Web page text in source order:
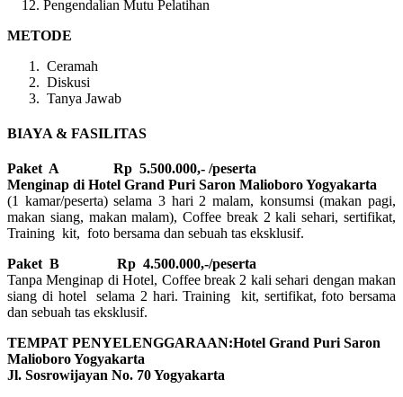
Pengendalian Mutu Pelatihan
METODE
Ceramah
Diskusi
Tanya Jawab
BIAYA & FASILITAS
Paket A Rp 5.500.000,- /peserta
Menginap di Hotel Grand Puri Saron Malioboro Yogyakarta
(1 kamar/peserta) selama 3 hari 2 malam, konsumsi (makan pagi,
makan siang, makan malam), Coffee break 2 kali sehari, sertifikat,
Training kit, foto bersama dan sebuah tas eksklusif.
Paket B
Rp 4.500.000,-/peserta
Tanpa Menginap di Hotel, Coffee break 2 kali sehari dengan makan
siang di hotel selama 2 hari. Training kit, sertifikat, foto bersama
dan sebuah tas eksklusif.
TEMPAT PENYELENGGARAAN:Hotel Grand Puri Saron
Malioboro Yogyakarta
Jl. Sosrowijayan No. 70 Yogyakarta